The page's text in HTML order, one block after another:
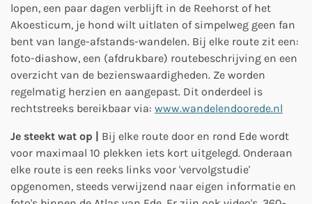
lopen, een paar dagen verblijft in de Reehorst of het
Akoesticum, je hond wilt uitlaten of simpelweg geen fan
bent van lange-afstands-wandelen. Bij elke route zit een:
foto-diashow, een (afdrukbare) routebeschrijving en een
overzicht van de bezienswaardigheden. Ze worden
regelmatig herzien en aangepast. Dit onderdeel is
rechtstreeks bereikbaar via: www.wandelendoorede.nl
Je steekt wat op | Bij elke route door en rond Ede wordt
voor maximaal 10 plekken iets kort uitgelegd. Onderaan
elke route is een reeks links voor 'vervolgstudie'
opgenomen, steeds verwijzend naar eigen informatie en